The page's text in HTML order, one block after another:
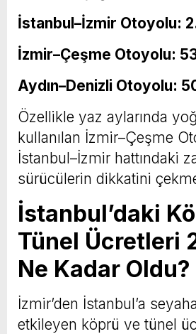
İstanbul–İzmir Otoyolu:
İzmir–Çeşme Otoyolu:
Aydın–Denizli Otoyolu:
Özellikle yaz aylarında
kullanılan İzmir–Çeşme
İstanbul–İzmir hattındaki
sürücülerin dikkatini
İstanbul’daki
Tünel Ücretleri
Ne Kadar Oldu?
İzmir’den İstanbul’a
etkileyen köprü ve tünel